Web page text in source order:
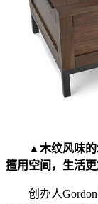
▲木纹风味的
擅用空间，生活
创办人Gordon